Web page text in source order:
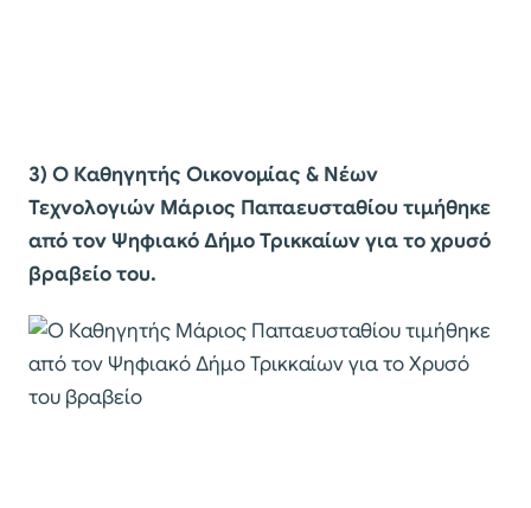
3) O Καθηγητής Οικονομίας & Νέων
Τεχνολογιών Μάριος Παπαευσταθίου τιμήθηκε
από τον Ψηφιακό Δήμο Τρικκαίων για το χρυσό
βραβείο του.